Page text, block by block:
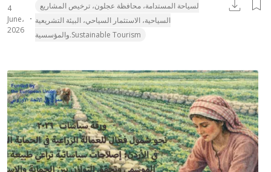
4
June،
2026
لسياحة المستدامة، محافظة عجلون، ترخيص المشاريع
السياحية، الاستثمار السياحي، البيئة التشريعية
والمؤسسية.Sustainable Tourism